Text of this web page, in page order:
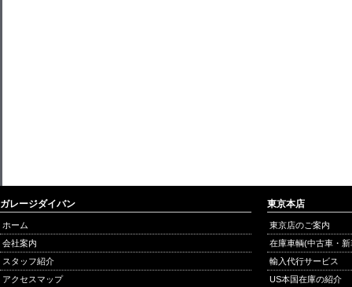
ガレージダイバン
ホーム
会社案内
スタッフ紹介
アクセスマップ
東京本店
東京店のご案内
在庫車輌(中古車・
輸入代行サービス
US本国在庫の紹介